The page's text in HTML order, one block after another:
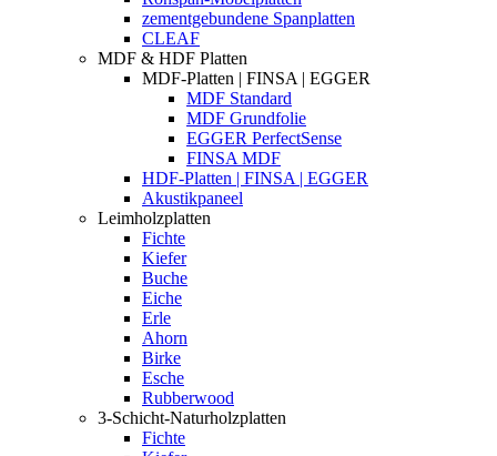
zementgebundene Spanplatten
CLEAF
MDF & HDF Platten
MDF-Platten | FINSA | EGGER
MDF Standard
MDF Grundfolie
EGGER PerfectSense
FINSA MDF
HDF-Platten | FINSA | EGGER
Akustikpaneel
Leimholzplatten
Fichte
Kiefer
Buche
Eiche
Erle
Ahorn
Birke
Esche
Rubberwood
3-Schicht-Naturholzplatten
Fichte